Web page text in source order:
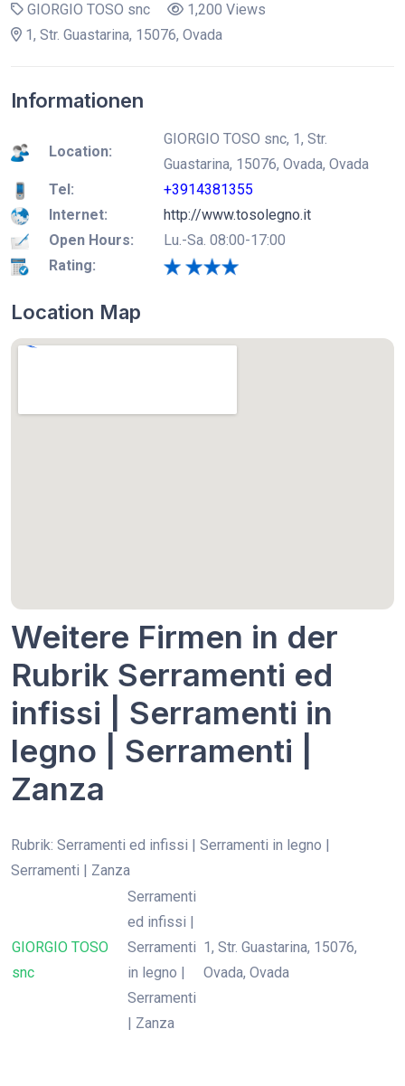
GIORGIO TOSO snc
1,200 Views
1, Str. Guastarina, 15076, Ovada
Informationen
Location:
GIORGIO TOSO snc, 1, Str.
Guastarina, 15076, Ovada, Ovada
Tel:
+3914381355
Internet:
http://www.tosolegno.it
Open Hours:
Lu.-Sa. 08:00-17:00
Rating:
Location Map
Weitere Firmen in der
Rubrik Serramenti ed
infissi | Serramenti in
legno | Serramenti |
Zanza
Rubrik: Serramenti ed infissi | Serramenti in legno |
Serramenti | Zanza
GIORGIO TOSO
snc
Serramenti
ed infissi |
Serramenti
in legno |
Serramenti
| Zanza
1, Str. Guastarina, 15076,
Ovada, Ovada